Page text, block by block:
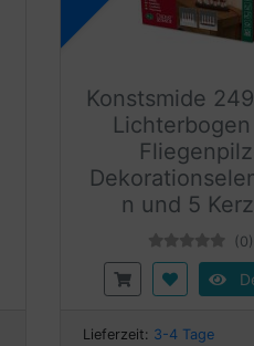
Konstsmide
n und 5
(0)
Lieferzeit: 3-4 Tage